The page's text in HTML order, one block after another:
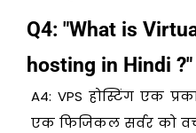
Q4: "What is
hosting in Hindi ?"
A4: VPS होस्टिंग एक
एक फिजिकल सर्वर को